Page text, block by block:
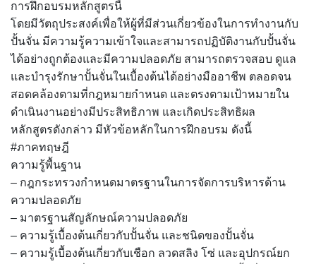
การฝึกอบรมหลักสูตรนี้
โดยมีวัตถุประสงค์เพื่อให้ผู้ที่มีส่วนเกี่ยวข้องในการทำงานกับ
ปั้นจั่น มีความรู้ความเข้าใจและสามารถปฏิบัติงานกับปั้นจั่น
ได้อย่างถูกต้องและมีความปลอดภัย สามารถตรวจสอบ ดูแล
และบำรุงรักษาปั้นจั่นในเบื้องต้นได้อย่างมืออาชีพ ตลอดจน
สอดคล้องตามที่กฎหมายกำหนด และตรงตามเป้าหมายใน
ดำเนินงานอย่างมีประสิทธิภาพ และเกิดประสิทธิผล
หลักสูตรดังกล่าว มีหัวข้อหลักในการฝึกอบรม ดังนี้
#ภาคทฤษฎี
ความรู้พื้นฐาน
– กฎกระทรวงกำหนดมาตรฐานในการจัดการบริหารด้าน
ความปลอดภัย
– มาตรฐานสัญลักษณ์ความปลอดภัย
– ความรู้เบื้องต้นเกี่ยวกับปั้นจั่น และชนิดของปั้นจั่น
– ความรู้เบื้องต้นเกี่ยวกับเชือก ลวดสลิง โซ่ และอุปกรณ์ยก